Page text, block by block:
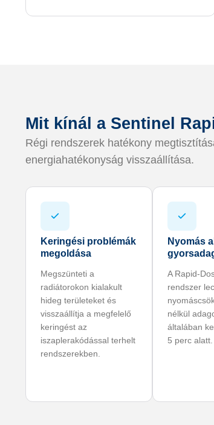
Mit kínál a Sentinel
Régi rendszerek hatékony
energiahatékonyság visszaállítása.
Keringési problémák
megoldása
Megszünteti a
radiátorokon kialakult
hideg területeket és
visszaállítja a megfelelő
keringést az
iszaplerakódással terhelt
rendszerekben.
Nyomás
A Rapid-
rendszer
nélkül
általában
5 perc alatt.